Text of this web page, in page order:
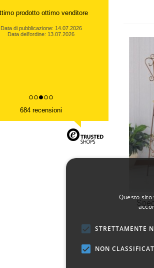
prodotto ottimo venditore
Data di pubblicazione: 14.07.2026
Data dell'ordine: 13.07.2026
684 recensioni
Questo
STRETTAMENTE
NON